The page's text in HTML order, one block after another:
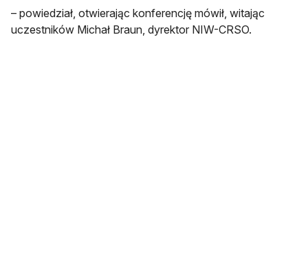
– powiedział, otwierając konferencję mówił, witając
uczestników Michał Braun, dyrektor NIW-CRSO.